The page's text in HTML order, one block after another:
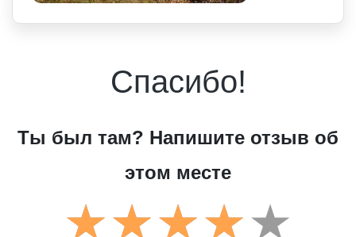
Спасибо!
Ты был там? Напишите отзыв об
этом месте